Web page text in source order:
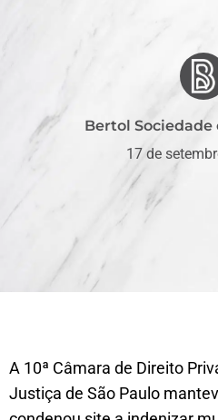
Bertol Sociedade
17 de
A 10ª Câmara de Direito
Justiça de São Paulo